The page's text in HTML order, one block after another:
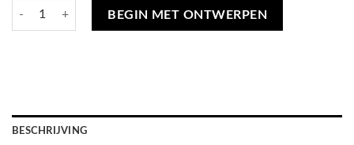
Ontwerp je eigen Samsung Galaxy S10 hoesje - soft transparant aantal
BEGIN MET ONTWERPEN
BESCHRIJVING